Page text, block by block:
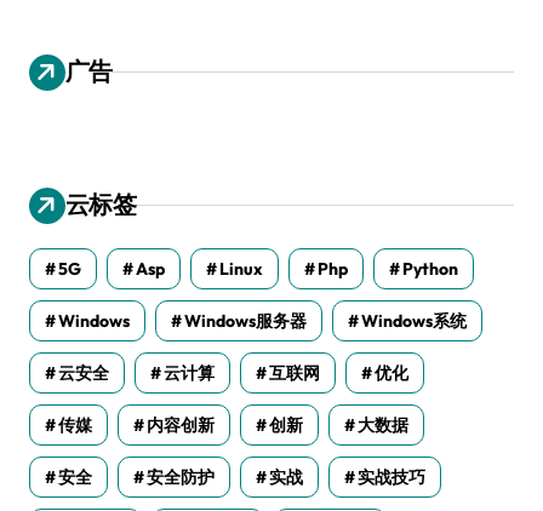
广告
云标签
5G Asp Linux Php Python
Windows Windows服务器 Windows系统
云安全 云计算 互联网 优化
传媒 内容创新 创新 大数据
安全 安全防护 实战 实战技巧